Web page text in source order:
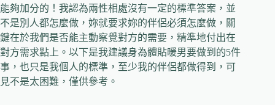
能夠加分的！我認為兩性相處沒有一定的標準答案，並
不是別人都怎麼做，妳就要求妳的伴侶必須怎麼做，關
鍵在於我們是否能主動察覺對方的需要，精準地付出在
對方需求點上。以下是我建議身為體貼暖男要做到的5件
事，也只是我個人的標準，至少我的伴侶都做得到，可
見不是太困難，僅供參考。